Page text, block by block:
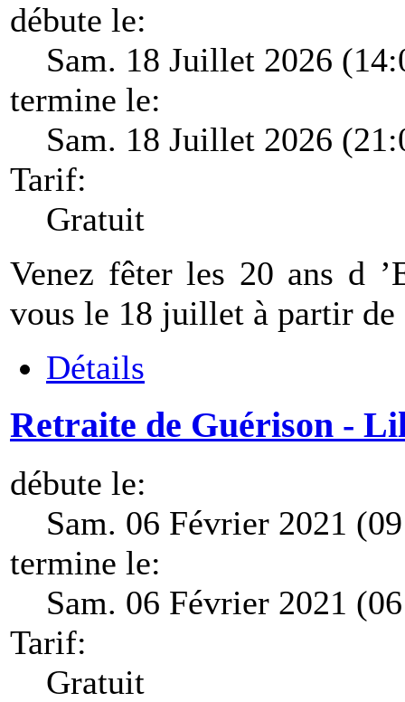
débute le:
Sam. 18 Juillet 2026
termine le:
Sam. 18 Juillet 2026
Tarif:
Gratuit
Venez fêter les 20 ans d
vous le 18 juillet à partir de
Détails
Retraite de Guérison -
débute le:
Sam. 06 Février 2021
termine le:
Sam. 06 Février 2021
Tarif:
Gratuit